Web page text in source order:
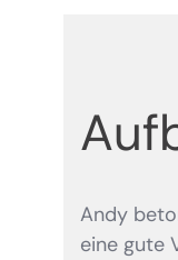
Andy
eine gute